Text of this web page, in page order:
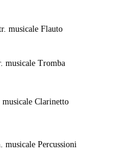
musicale Flauto
musicale Tromba
musicale Clarinetto
musicale Percussioni